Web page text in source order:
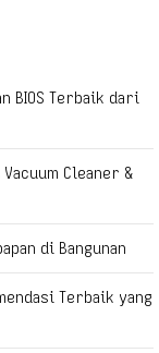
BIOS Terbaik dari
Cleaner &
di Bangunan
Terbaik yang